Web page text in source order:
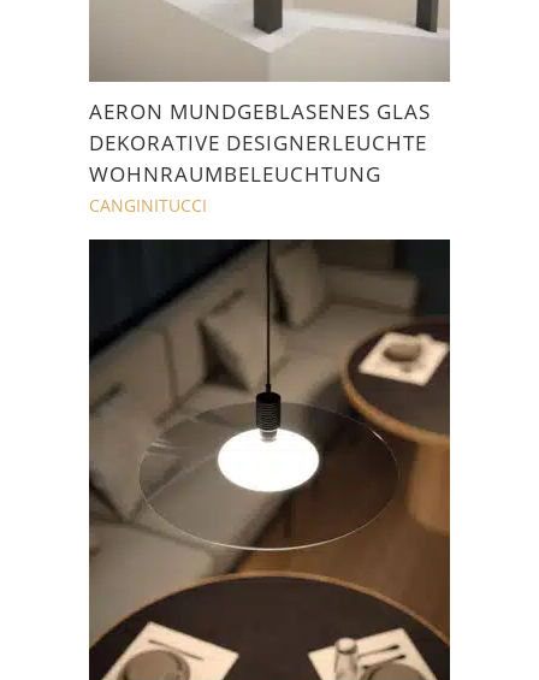
AERON MUNDGEBLASENES GLAS
DEKORATIVE DESIGNERLEUCHTE
WOHNRAUMBELEUCHTUNG
CANGINITUCCI